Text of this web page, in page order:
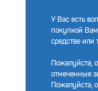
У Вас есть
покупкой
средстве или
Пожалуйста,
отмеченные
Пожалуйста,